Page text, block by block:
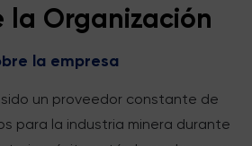
la Organización
la empresa
un proveedor constante de
para la industria minera durante